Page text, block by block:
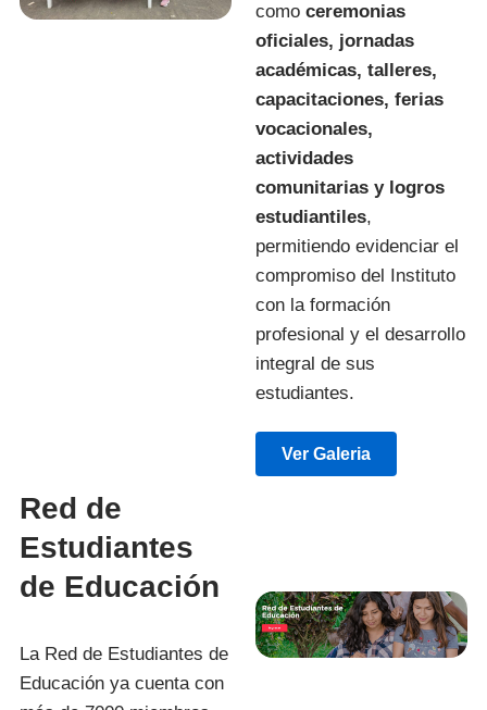
como ceremonias
oficiales, jornadas
académicas, talleres,
capacitaciones, ferias
vocacionales,
actividades
comunitarias y logros
estudiantiles,
permitiendo evidenciar el
compromiso del Instituto
con la formación
profesional y el desarrollo
integral de sus
estudiantes.
Ver Galeria
Red de
Estudiantes
de Educación
La Red de Estudiantes de
Educación ya cuenta con